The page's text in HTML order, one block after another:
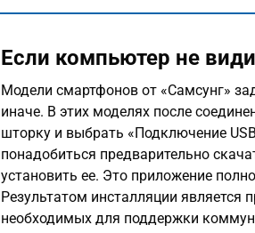
Если компьютер не
Модели смартфонов от «Самсунг»
иначе. В этих моделях после
шторку и выбрать «Подключение
понадобиться предварительно
установить ее. Это приложение
Результатом инсталляции является
необходимых для поддержки